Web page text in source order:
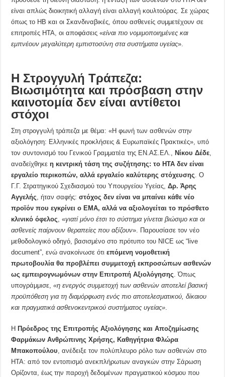
είναι απλώς διοικητική αλλαγή είναι αλλαγή κουλτούρας. Σε χώρας
όπως το ΗΒ και οι Σκανδιναβικές, όπου ασθενείς συμμετέχουν σε
επιτροπές ΗΤΑ, οι αποφάσεις «είναι πιο νομιμοποιημένες και
εμπνέουν μεγαλύτερη εμπιστοσύνη στα συστήματα υγείας».
Η Στρογγυλή Τράπεζα:
Βιωσιμότητα και πρόσβαση στην
καινοτομία δεν είναι αντίθετοι
στόχοι
Στη στρογγυλή τράπεζα με θέμα: «Η φωνή των ασθενών στην
αξιολόγηση: Ελληνικές προκλήσεις & Ευρωπαϊκές Πρακτικές», υπό
τον συντονισμό του Γενικού Γραμματέα της ΕΝ.ΑΣ.ΕΛ.,Νίκου Δέδε
αναδείχθηκεη κεντρική τάση της συζήτησης: το HTA δεν είναι
εργαλείο περικοπών, αλλά εργαλείο καλύτερης στόχευσης . Ο
Γ.Γ. Στρατηγικού Σχεδιασμού του Υπουργείου Υγείας, Δρ. Άρης
Αγγελής , ήταν σαφής:στόχος δεν είναι να μπαίνει κάθε νέο
προϊόν που εγκρίνει ο EMA, αλλά να αξιολογείται το πρόσθετο
κλινικό όφελος , «γιατί μόνο έτσι το σύστημα γίνεται βιώσιμο και οι
ασθενείς παίρνουν θεραπείες που αξίζουν». Παρουσίασε τον νέο
μεθοδολογικό οδηγό, βασισμένο στο πρότυπο του NICE ως “live
document”, ενώ ανακοίνωσε ότιεπόμενη νομοθετική
πρωτοβουλία θα προβλέπει συμμετοχή εκπροσώπων ασθενών
ως εμπειρογνωμόνων στην Επιτροπή Αξιολόγησης . Όπως
υπογράμμισε,«η ενεργός συμμετοχή των ασθενών αποτελεί βασική
προϋπόθεση για τη διαμόρφωση ενός πιο αποτελεσματικού, δίκαιου
και πραγματικά ασθενοκεντρικού συστήματος υγείας»
ΗΠρόεδρος της Επιτροπής Αξιολόγησης και Αποζημίωσης
Φαρμάκων Ανθρώπινης Χρήσης, Καθηγήτρια Φλώρα
Μπακοπούλου , ανέδειξε τον πολύπλευρο ρόλο των ασθενών στο
ΗΤΑ: από τον εντοπισμό ανεκπλήρωτων αναγκών στην Σάρωση
Ορίζοντα, έως την παροχή δεδομένων πραγματικού κόσμου που